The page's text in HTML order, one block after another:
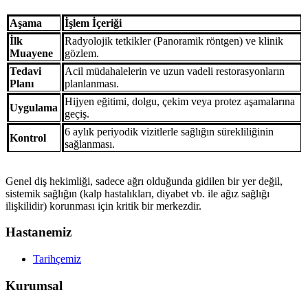
Aşama
İşlem İçeriği
İlk
Muayene
Radyolojik tetkikler (Panoramik röntgen) ve klinik
gözlem.
Tedavi
Planı
Acil müdahalelerin ve uzun vadeli restorasyonların
planlanması.
Uygulama
Hijyen eğitimi, dolgu, çekim veya protez aşamalarına
geçiş.
Kontrol
6 aylık periyodik vizitlerle sağlığın sürekliliğinin
sağlanması.
Genel diş hekimliği, sadece ağrı olduğunda gidilen bir yer değil,
sistemik sağlığın (kalp hastalıkları, diyabet vb. ile ağız sağlığı
ilişkilidir) korunması için kritik bir merkezdir.
Hastanemiz
Tarihçemiz
Kurumsal